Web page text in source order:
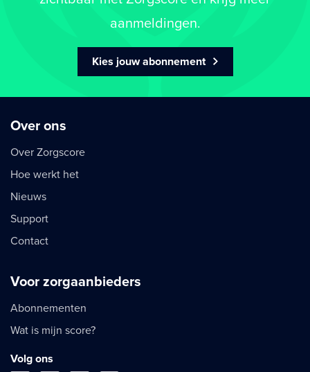
aanmeldingen.
Kies jouw abonnement
Over ons
Over Zorgscore
Hoe werkt het
Nieuws
Support
Contact
Voor zorgaanbieders
Abonnementen
Wat is mijn score?
Volg ons